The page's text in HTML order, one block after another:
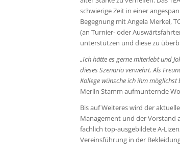
schwierige Zeit in einer
Begegnung mit Angela Merkel,
(an Turnier- oder
unterstützen und diese zu
„Ich hätte es gerne miterlebt und
dieses Szenario verwehrt. Als
Kollege wünsche ich ihm
Merlin Stamm aufmunternde
Bis auf Weiteres wird der
Management und der Vorstand
fachlich top-ausgebildete A-
Vereinsführung in der